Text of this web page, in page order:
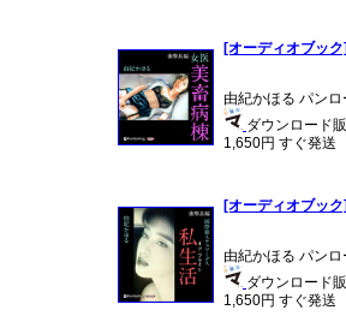
[オーディオブッ
由紀かほる パン
ダウンロード
1,650円 すぐ発送
[オーディオブッ
由紀かほる パン
ダウンロード
1,650円 すぐ発送